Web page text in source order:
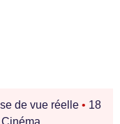
de vue réelle • 18
Cinéma